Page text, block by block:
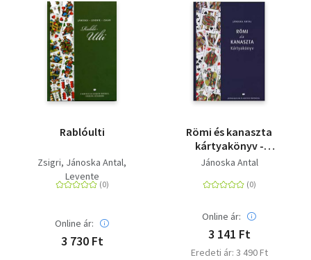
Rablóulti
Zsigri Jánoska Antal
Levente
Online ár:
3 730 Ft
Römi és kanaszta
kártyakönyv -
Játékszabályok és
Jánoska Antal
Online ár:
3 141 Ft
Eredeti ár: 3 490 Ft